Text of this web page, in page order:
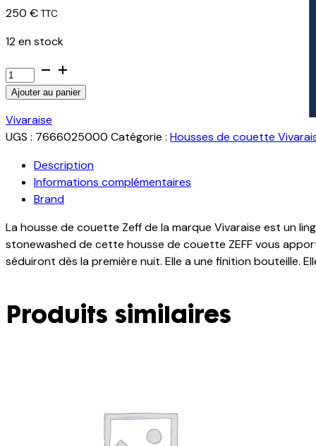
250 € TTC
12 en stock
quantité
de
Housse
de
couette
Thym
260
240
Ajouter au panier
Vivaraise
UGS : 7666025000 Catégorie : Housses de couette
Description
Informations complémentaires
Brand
La housse de couette Zeff de la marque Vivaraise est un
stonewashed de cette housse de couette ZEFF vous
séduiront dès la première nuit. Elle a une finition bouteille.
Produits similaires